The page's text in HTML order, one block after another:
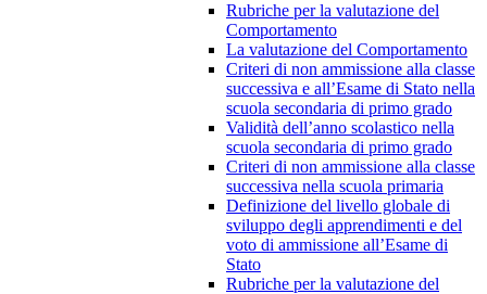
Rubriche per la valutazione del
Comportamento
La valutazione del Comportamento
Criteri di non ammissione alla classe
successiva e all’Esame di Stato nella
scuola secondaria di primo grado
Validità dell’anno scolastico nella
scuola secondaria di primo grado
Criteri di non ammissione alla classe
successiva nella scuola primaria
Definizione del livello globale di
sviluppo degli apprendimenti e del
voto di ammissione all’Esame di
Stato
Rubriche per la valutazione del